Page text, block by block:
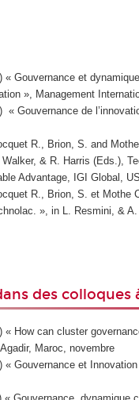
« Gouvernance et
», Management
« Gouvernance de
R., Brion, S. and
Walker, & R. Harris (Eds.),
Advantage, IGI Global,
R., Brion, S. et Mothe
», in L. Resmini, &
des colloques
« How can cluster
Maroc, novembre
« Gouvernance et